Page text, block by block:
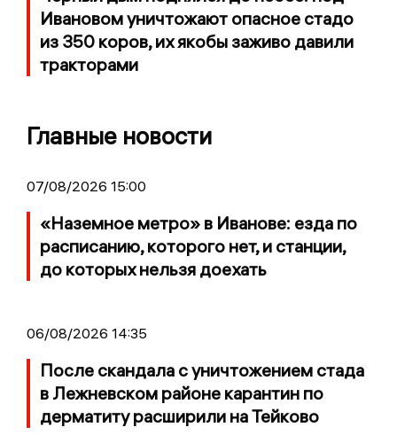
Ивановом уничтожают опасное стадо
из 350 коров, их якобы заживо давили
тракторами
Главные новости
07/08/2026 15:00
«Наземное метро» в Иванове: езда по
расписанию, которого нет, и станции,
до которых нельзя доехать
06/08/2026 14:35
После скандала с уничтожением стада
в Лежневском районе карантин по
дерматиту расширили на Тейково